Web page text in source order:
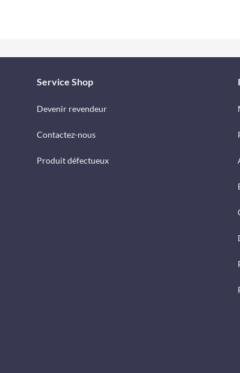
Service Shop
Devenir revendeur
Contactez-nous
Produit défectueux